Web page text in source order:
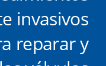
invasivos
reparar y